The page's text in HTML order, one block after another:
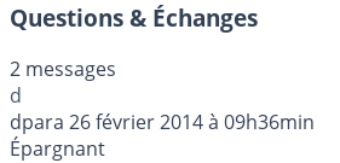
Questions & Échanges
2 messages
d
dpara 26 février 2014 à 09h36min
Épargnant